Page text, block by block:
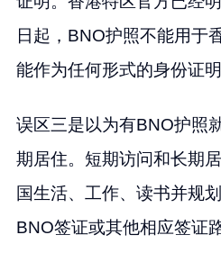
日起，BNO护照不能用于
能作为任何形式的身份证明
误区三是以为有BNO护照
期居住。短期访问和长期
国生活、工作、读书并规
BNO签证或其他相应签证